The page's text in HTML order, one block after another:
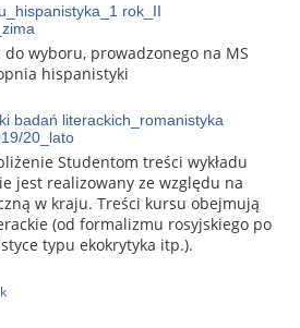
rok_II
wyboru, prowadzonego na MS
hispanistyki
badań literackich_romanistyka
20_lato
Studentom treści wykładu
jest realizowany ze względu na
w kraju. Treści kursu obejmują
(od formalizmu rosyjskiego po
typu ekokrytyka itp.).